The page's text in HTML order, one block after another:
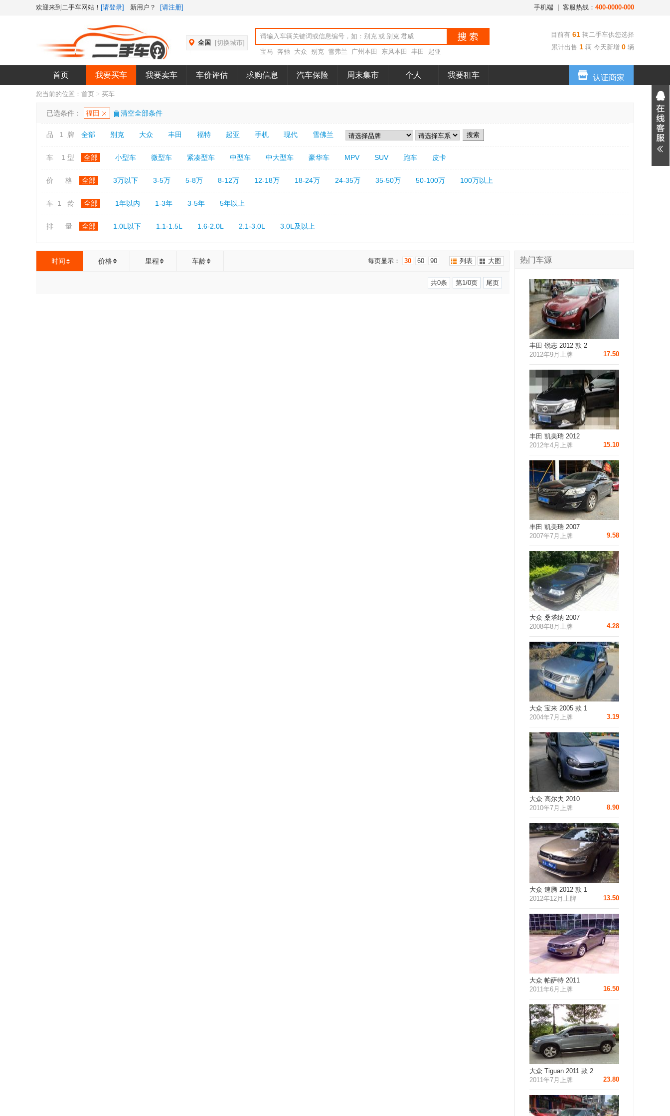
欢迎来到二手车网站！ [请登录] 新用户？ [请注册] 手机端 | 客服热线： 400-0000-000
全国
[切换城市]
宝马 奔驰 大众 别克 雪弗兰 广州本田 东风本田 丰田 起亚
目前有 61 辆二手车供您选择
累计出售 1 辆 今天新增 0 辆
首页 我要买车 我要卖车 车价评估 求购信息 汽车保险 周末集市 个人 我要租车 认证商家
您当前的位置： 首页 > 买车
已选条件： 福田 清空全部条件
品 1 牌 全部 别克 大众 丰田 福特 起亚 手机 现代 雪佛兰
车 1 型 全部 小型车 微型车 紧凑型车 中型车 中大型车 豪华车 MPV SUV 跑车 皮卡
价 格 全部 3万以下 3-5万 5-8万 8-12万 12-18万 18-24万 24-35万 35-50万 50-100万 100万以上
车 1 龄 全部 1年以内 1-3年 3-5年 5年以上
排 量 全部 1.0L以下 1.1-1.5L 1.6-2.0L 2.1-3.0L 3.0L及以上
时间 价格 里程 车龄 列表 大图
每页显示： 30 60 90
共0条 第1/0页 尾页
热门车源
丰田 锐志 2012 款 2
2012年9月上牌
17.50
丰田 凯美瑞 2012
2012年4月上牌
15.10
丰田 凯美瑞 2007
2007年7月上牌
9.58
大众 桑塔纳 2007
2008年8月上牌
4.28
大众 宝来 2005 款 1
2004年7月上牌
3.19
大众 高尔夫 2010
2010年7月上牌
8.90
大众 速腾 2012 款 1
2012年12月上牌
13.50
大众 帕萨特 2011
2011年6月上牌
16.50
大众 Tiguan 2011 款 2
2011年7月上牌
23.80